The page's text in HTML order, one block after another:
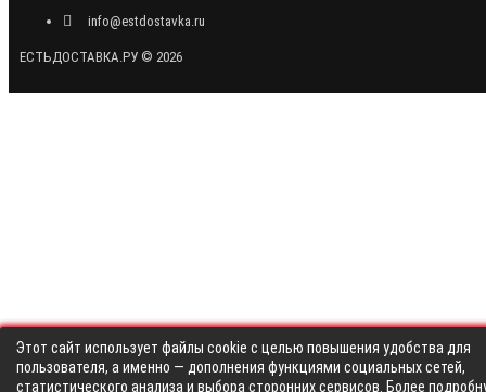
info@estdostavka.ru
ЕСТЬДОСТАВКА.РУ © 2026
Этот сайт использует файлы cookie с целью повышения удобства для
пользователя, а именно — дополнения функциями социальных сетей,
статистического анализа и выбора сторонних сервисов. Более